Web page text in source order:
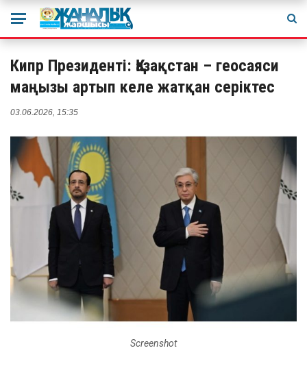
Кипр Президенті: Қазақстан – геосаяси
маңызы артып келе жатқан серіктес
03.06.2026, 15:35
Screenshot